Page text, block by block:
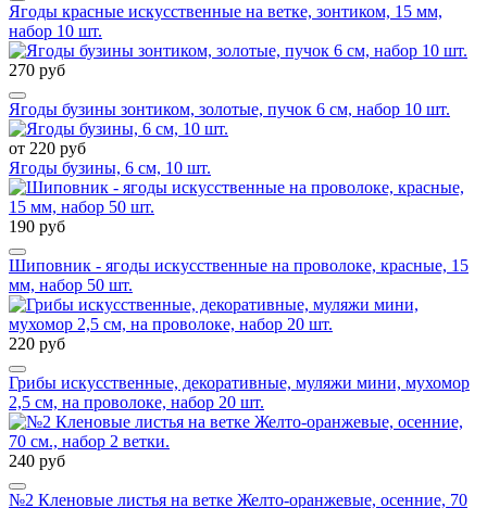
Ягоды красные искусственные на ветке, зонтиком, 15 мм,
набор 10 шт.
270 руб
Ягоды бузины зонтиком, золотые, пучок 6 см, набор 10 шт.
от 220 руб
Ягоды бузины, 6 см, 10 шт.
190 руб
Шиповник - ягоды искусственные на проволоке, красные, 15
мм, набор 50 шт.
220 руб
Грибы искусственные, декоративные, муляжи мини, мухомор
2,5 см, на проволоке, набор 20 шт.
240 руб
№2 Кленовые листья на ветке Желто-оранжевые, осенние, 70